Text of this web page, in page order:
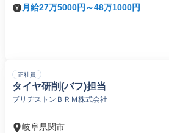
月給27万5000円～48万1000円
正社員
タイヤ研削(バフ)担当
ブリヂストンＢＲＭ株式会社
岐阜県関市